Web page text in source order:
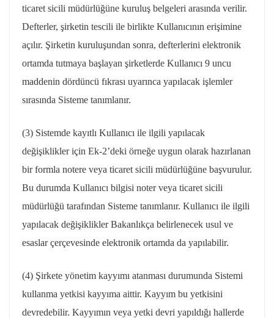
ticaret sicili müdürlüğüne kuruluş belgeleri arasında verilir.
Defterler, şirketin tescili ile birlikte Kullanıcının erişimine
açılır. Şirketin kuruluşundan sonra, defterlerini elektronik
ortamda tutmaya başlayan şirketlerde Kullanıcı 9 uncu
maddenin dördüncü fıkrası uyarınca yapılacak işlemler
sırasında Sisteme tanımlanır.
(3) Sistemde kayıtlı Kullanıcı ile ilgili yapılacak
değişiklikler için Ek-2’deki örneğe uygun olarak hazırlanan
bir formla notere veya ticaret sicili müdürlüğüne başvurulur.
Bu durumda Kullanıcı bilgisi noter veya ticaret sicili
müdürlüğü tarafından Sisteme tanımlanır. Kullanıcı ile ilgili
yapılacak değişiklikler Bakanlıkça belirlenecek usul ve
esaslar çerçevesinde elektronik ortamda da yapılabilir.
(4) Şirkete yönetim kayyımı atanması durumunda Sistemi
kullanma yetkisi kayyıma aittir. Kayyım bu yetkisini
devredebilir. Kayyımın veya yetki devri yapıldığı hallerde